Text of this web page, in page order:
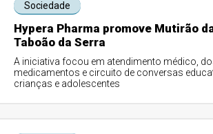
Sociedade
Hypera Pharma promove Mutirão
Taboão da Serra
A iniciativa focou em atendimento médico,
medicamentos e circuito de conversas
crianças e adolescentes